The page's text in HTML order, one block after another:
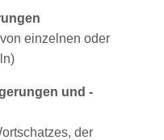
einzelnen oder
und -
der